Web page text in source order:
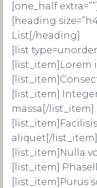
[one_half extra=””]
[heading
List[/heading]
[list
[list_item]Lorem
[list_item]
massa[/list_item]
aliquet[/list_item]
[list_item]Nulla
[list_item]
[list_item]Purus